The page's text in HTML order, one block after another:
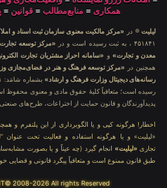
همکاری ≡ منابع‌مطالب ≡ قوانین ≡
لیلیت® در «مرکز مالکیت معنوی سازمان ثبت اسناد و
۴۵۱۸۴۱ ، به ثبت رسیده است و در
«مرکز توسعه تجارت
معدن و تجارت»و «سامانه احراز مشتریان تجارت
همچنین در «مرکز توسعه فرهنگ و هنر در فضای‌مجازی
رسانه‌های دیجیتال وزارت فرهنگ و ارشاد»
رسیده است؛ متعاقباً کلیهٔ حقوق مادی و معنوی
پدیدآورندگان و قانون حمایت از اختراعات، طرح‌های
اخطار! هرگونه کپی و یا الگوبرداری از این پلتفرم و
«لیلیت» و یا هرگونه استفاده و فعالیت تحت عنوان
تجاری «لیلیت» انجام گیرد (چه عیناً و یا بصورت
طبق قانون ممنوع است و متعاقباً پیگرد قانونی و قضایی
2008-2026 All rights Reserved